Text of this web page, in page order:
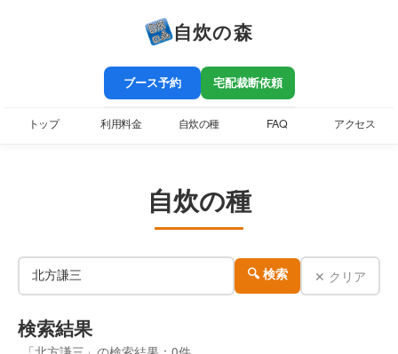
自炊の森
ブース予約 宅配裁断依頼
トップ 利用料金 自炊の種 FAQ アクセス
自炊の種
🔍 検索 ✕ クリア
検索結果